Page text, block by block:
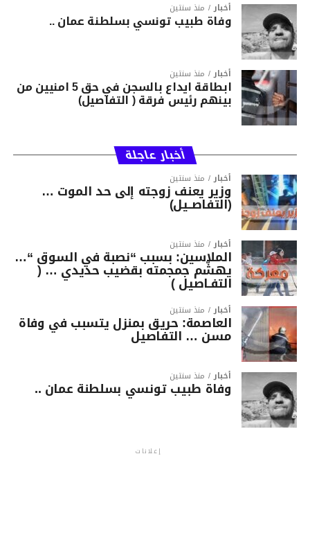
أخبار منذ سنتين
وفاة طبيب تونسي بسلطنة عمان ..
أخبار منذ سنتين
ابطاقة ايداع بالسجن في حق 5 امنيين من
بينهم رئيس فرقة ( التفاصيل)
أخبار عاجلة
أخبار منذ سنتين
وزير يعنف زوجته إلى حد الموت …
(التفاصــيل)
أخبار منذ سنتين
الملاسين: بسبب “نصبة في السوق “…
يهشّم جمجمته بقضيب حديدي … (
التفـاصيل )
أخبار منذ سنتين
العاصمة: حريق بمنزل يتسبب في وفاة
مسن … التفاصيل
أخبار منذ سنتين
وفاة طبيب تونسي بسلطنة عمان ..
إعلانات